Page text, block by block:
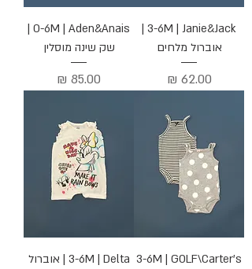
אוברול מלחים
מחיר
שק שינה מוסלין
מחיר
3-6M | GOLF\Carter's
3-6M | Delta | אוברול